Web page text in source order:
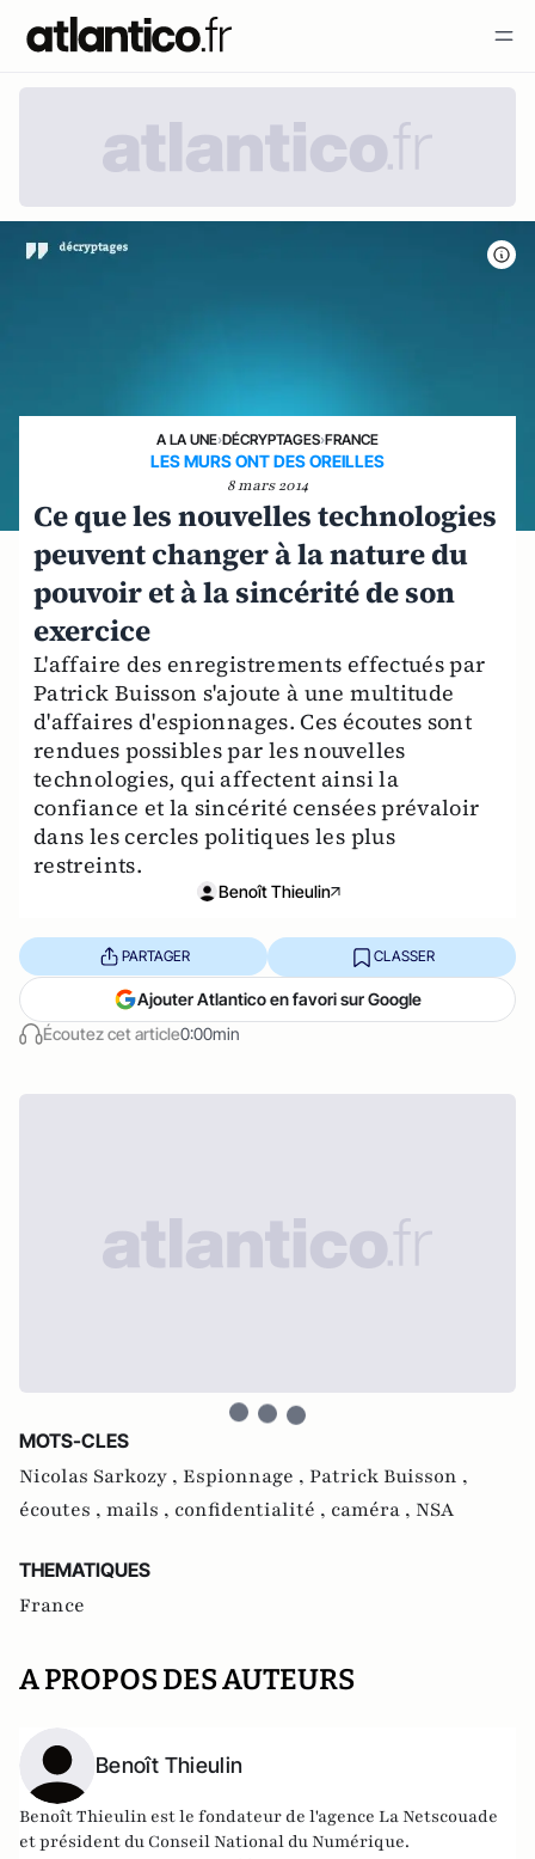
A LA UNE›DÉCRYPTAGES›FRANCE
LES MURS ONT DES OREILLES
8 mars 2014
Ce que les nouvelles technologies
peuvent changer à la nature du
pouvoir et à la sincérité de son
exercice
L'affaire des enregistrements effectués par
Patrick Buisson s'ajoute à une multitude
d'affaires d'espionnages. Ces écoutes sont
rendues possibles par les nouvelles
technologies, qui affectent ainsi la
confiance et la sincérité censées prévaloir
dans les cercles politiques les plus
restreints.
Benoît Thieulin
Écoutez cet article0:00min
PARTAGER CLASSER
Ajouter Atlantico en favori sur Google
MOTS-CLES
Nicolas Sarkozy , Espionnage , Patrick Buisson ,
écoutes , mails , confidentialité , caméra , NSA
THEMATIQUES
France
A PROPOS DES AUTEURS
Benoît Thieulin
Benoît Thieulin est le fondateur de l'agence La Netscouade
et président du Conseil National du Numérique.